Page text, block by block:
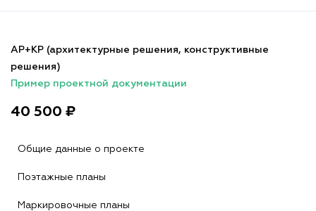
АР+КР (архитектурные решения, конструктивные
решения)
Пример проектной документации
40 500 ₽
Общие данные о проекте
Поэтажные планы
Маркировочные планы